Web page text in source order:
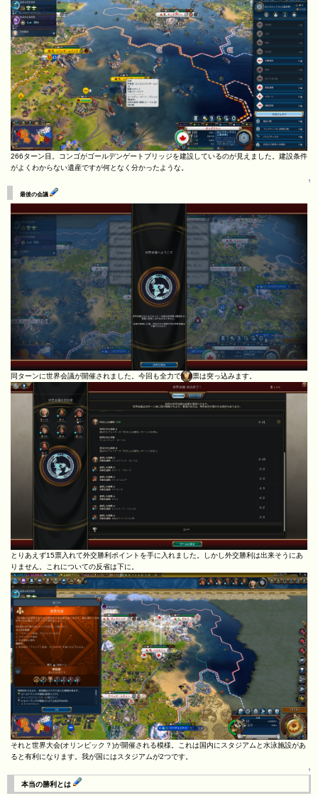
266ターン目。コンゴがゴールデンゲートブリッジを建設しているのが見えました。建設条件
がよくわからない遺産ですが何となく分かったような。
↑
最後の会議
同ターンに世界会議が開催されました。今回も全力で 票は突っ込みます。
とりあえず15票入れて外交勝利ポイントを手に入れました。しかし外交勝利は出来そうにあ
りません。これについての反省は下に。
それと世界大会(オリンピック？)が開催される模様。これは国内にスタジアムと水泳施設があ
ると有利になります。我が国にはスタジアムが2つです。
↑
本当の勝利とは